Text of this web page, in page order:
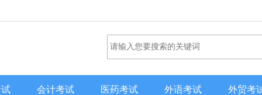
会计考试 医药考试 外语考试 外贸考